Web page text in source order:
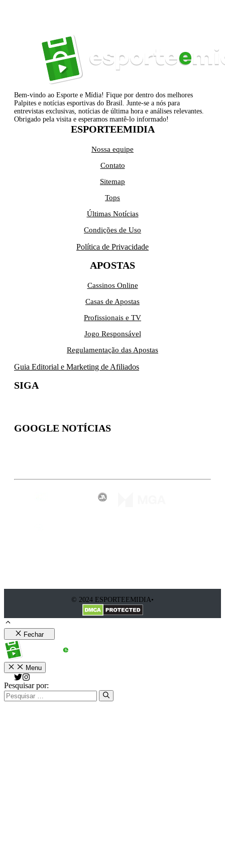
Bem-vindo ao Esporte e Mídia! Fique por dentro dos melhores
Palpites e notícias esportivas do Brasil. Junte-se a nós para
entrevistas exclusivas, notícias de última hora e análises relevantes.
Obrigado pela visita e esperamos mantê-lo informado!
ESPORTEEMIDIA
Nossa equipe
Contato
Sitemap
Tops
Últimas Notícias
Condições de Uso
Política de Privacidade
APOSTAS
Cassinos Online
Casas de Apostas
Profissionais e TV
Jogo Responsável
Regulamentação das Apostas
Guia Editorial e Marketing de Afiliados
SIGA
GOOGLE NOTÍCIAS
© 2024 ESPORTEEMIDIA•
Fechar
Menu
Pesquisar por: